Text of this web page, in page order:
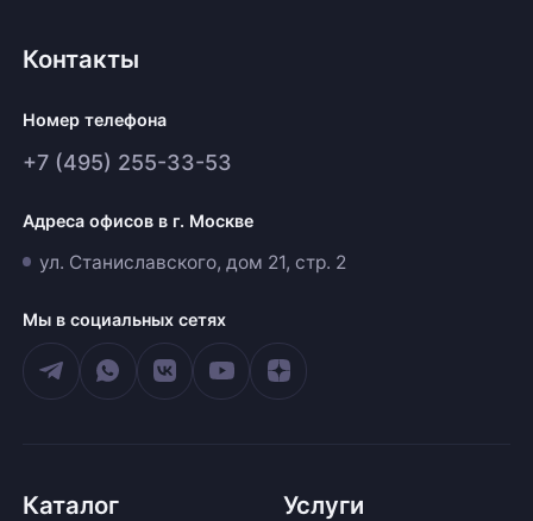
Контакты
Номер телефона
+7 (495) 255-33-53
Адреса офисов в г. Москве
ул. Станиславского, дом 21, стр. 2
Мы в социальных сетях
Каталог Услуги